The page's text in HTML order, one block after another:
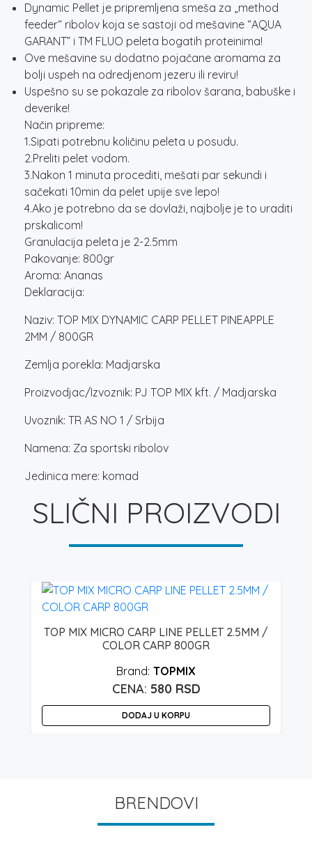
800GR
količina
Dynamic Pellet je pripremljena smeša za „method
feeder“ ribolov koja se sastoji od mešavine “AQUA
GARANT” i TM FLUO peleta bogatih proteinima!
Ove mešavine su dodatno pojačane aromama za
bolji uspeh na odredjenom jezeru ili reviru!
Uspešno su se pokazale za ribolov šarana, babuške i
deverike!
Način pripreme:
1.Sipati potrebnu količinu peleta u posudu.
2.Preliti pelet vodom.
3.Nakon 1 minuta procediti, mešati par sekundi i
sačekati 10min da pelet upije sve lepo!
4.Ako je potrebno da se dovlaži, najbolje je to uraditi
prskalicom!
Granulacija peleta je 2-2.5mm
Pakovanje: 800gr
Aroma: Ananas
Deklaracija:
Naziv: TOP MIX DYNAMIC CARP PELLET PINEAPPLE
2MM / 800GR
Zemlja porekla: Madjarska
Proizvodjac/Izvoznik: PJ TOP MIX kft. / Madjarska
Uvoznik: TR AS NO 1 / Srbija
Namena: Za sportski ribolov
Jedinica mere: komad
SLIČNI PROIZVODI
TOP MIX MICRO CARP LINE PELLET 2.5MM /
COLOR CARP 800GR
TOPMIX
580 RSD
DODAJ U KORPU
BRENDOVI